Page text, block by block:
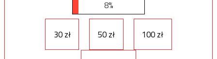
8%
30 zł 50 zł 100 zł